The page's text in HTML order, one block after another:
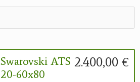
2.400,00 €
Swarovski ATS
20-60x80